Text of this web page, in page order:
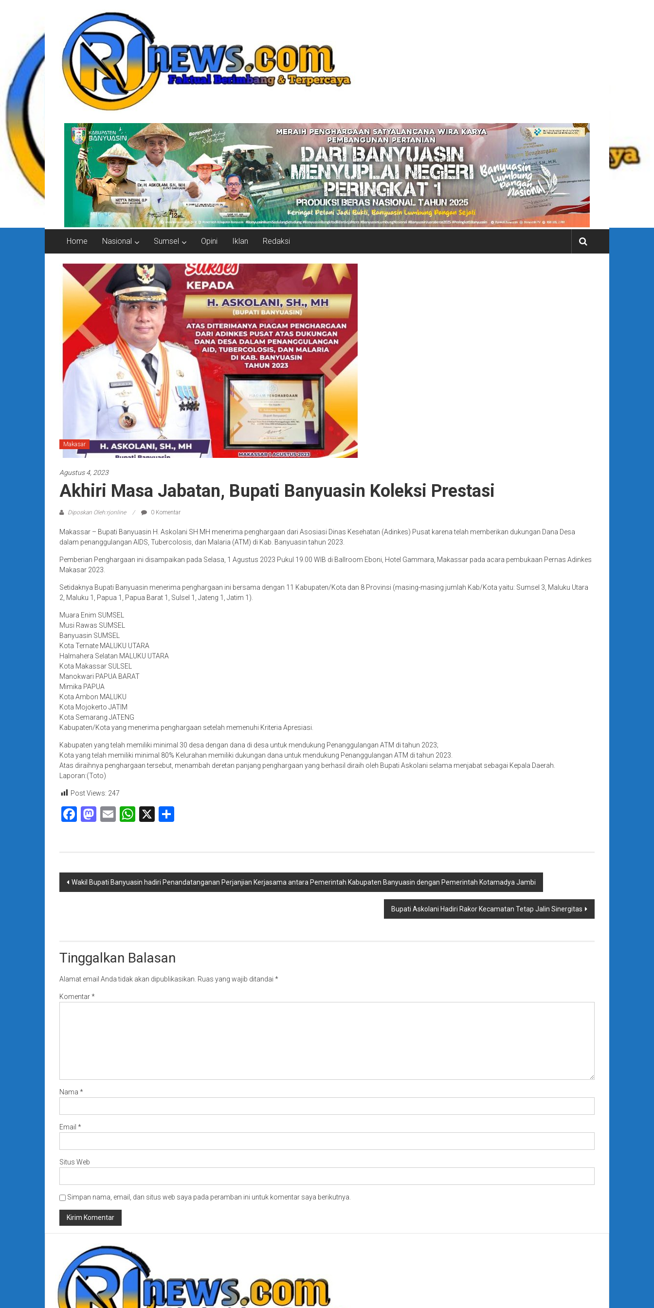
rjonlinenews.com
Faktual
Berimbang
dan
Terpercaya
Home Nasional Sumsel Opini Iklan Redaksi
Makasar
Agustus 4, 2023
Akhiri Masa Jabatan, Bupati Banyuasin Koleksi Prestasi
Diposkan Oleh:rjonline 0 Komentar
Makassar – Bupati Banyuasin H. Askolani SH MH menerima penghargaan dari Asosiasi Dinas Kesehatan (Adinkes) Pusat karena telah memberikan dukungan Dana Desa
dalam penanggulangan AIDS, Tubercolosis, dan Malaria (ATM) di Kab. Banyuasin tahun 2023.
Pemberian Penghargaan ini disampaikan pada Selasa, 1 Agustus 2023 Pukul 19.00 WIB di Ballroom Eboni, Hotel Gammara, Makassar pada acara pembukaan Pernas Adinkes
Makasar 2023.
Setidaknya Bupati Banyuasin menerima penghargaan ini bersama dengan 11 Kabupaten/Kota dan 8 Provinsi (masing-masing jumlah Kab/Kota yaitu: Sumsel 3, Maluku Utara
2, Maluku 1, Papua 1, Papua Barat 1, Sulsel 1, Jateng 1, Jatim 1).
Muara Enim SUMSEL
Musi Rawas SUMSEL
Banyuasin SUMSEL
Kota Ternate MALUKU UTARA
Halmahera Selatan MALUKU UTARA
Kota Makassar SULSEL
Manokwari PAPUA BARAT
Mimika PAPUA
Kota Ambon MALUKU
Kota Mojokerto JATIM
Kota Semarang JATENG
Kabupaten/Kota yang menerima penghargaan setelah memenuhi Kriteria Apresiasi.
Kabupaten yang telah memiliki minimal 30 desa dengan dana di desa untuk mendukung Penanggulangan ATM di tahun 2023;
Kota yang telah memiliki minimal 80% Kelurahan memiliki dukungan dana untuk mendukung Penanggulangan ATM di tahun 2023.
Atas diraihnya penghargaan tersebut, menambah deretan panjang penghargaan yang berhasil diraih oleh Bupati Askolani selama menjabat sebagai Kepala Daerah.
Laporan:(Toto)
Post Views: 247
Facebook
Mastodon
EmailWhatsApp
X
Navigasi
Wakil Bupati Banyuasin hadiri Penandatanganan Perjanjian Kerjasama antara Pemerintah Kabupaten Banyuasin dengan Pemerintah Kotamadya Jambi
Bupati Askolani Hadiri Rakor Kecamatan Tetap Jalin Sinergitas
Tinggalkan Balasan
Alamat email Anda tidak akan dipublikasikan. Ruas yang wajib ditandai *
Komentar*
Nama *
Email *
Situs Web
Simpan nama, email, dan situs web saya pada peramban ini untuk komentar saya berikutnya.